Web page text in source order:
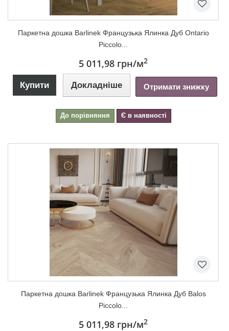
Паркетна дошка Barlinek Французька Ялинка Дуб Ontario
Piccolo...
5 011,98 грн/м2
Купити Докладніше Отримати знижку
До порівняння Є в наявності
Паркетна дошка Barlinek Французька Ялинка Дуб Balos
Piccolo...
5 011,98 грн/м2